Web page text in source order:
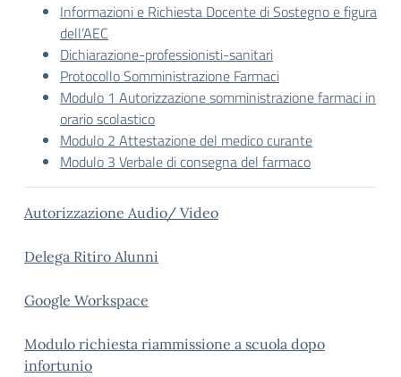
Informazioni e Richiesta Docente di Sostegno e figura
dell’AEC
Dichiarazione-professionisti-sanitari
Protocollo Somministrazione Farmaci
Modulo 1 Autorizzazione somministrazione farmaci in
orario scolastico
Modulo 2 Attestazione del medico curante
Modulo 3 Verbale di consegna del farmaco
Autorizzazione Audio/ Video
Delega Ritiro Alunni
Google Workspace
Modulo richiesta riammissione a scuola dopo
infortunio